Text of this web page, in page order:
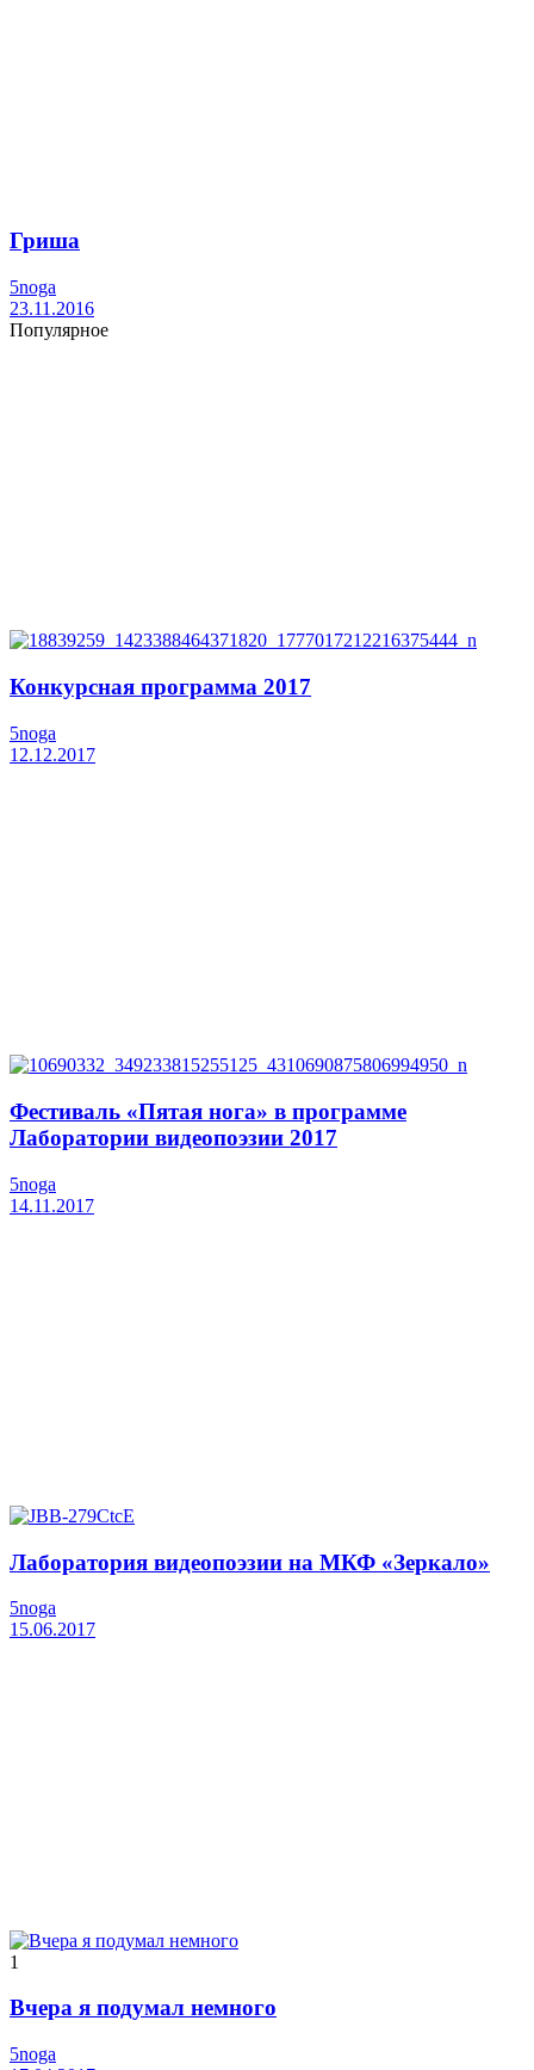
Гриша
5noga
23.11.2016
Популярное
Конкурсная программа 2017
5noga
12.12.2017
Фестиваль «Пятая нога» в программе
Лаборатории видеопоэзии 2017
5noga
14.11.2017
Лаборатория видеопоэзии на МКФ «Зеркало»
5noga
15.06.2017
1
Вчера я подумал немного
5noga